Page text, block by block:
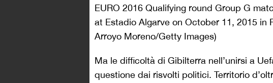
EURO 2016 Qualifying round Group G
at Estadio Algarve on October 11, 2015 in
Arroyo Moreno/Getty Images)
Ma le difficoltà di Gibilterra nell’unirsi a
questione dai risvolti politici. Territorio